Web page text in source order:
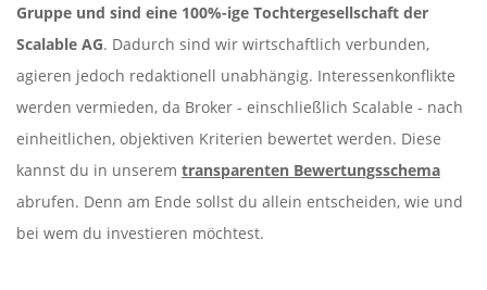
Gruppe und sind eine 100%-ige Tochtergesellschaft der
Scalable AG. Dadurch sind wir wirtschaftlich verbunden,
agieren jedoch redaktionell unabhängig. Interessenkonflikte
werden vermieden, da Broker - einschließlich Scalable - nach
einheitlichen, objektiven Kriterien bewertet werden. Diese
kannst du in unserem transparenten Bewertungsschema
abrufen. Denn am Ende sollst du allein entscheiden, wie und
bei wem du investieren möchtest.